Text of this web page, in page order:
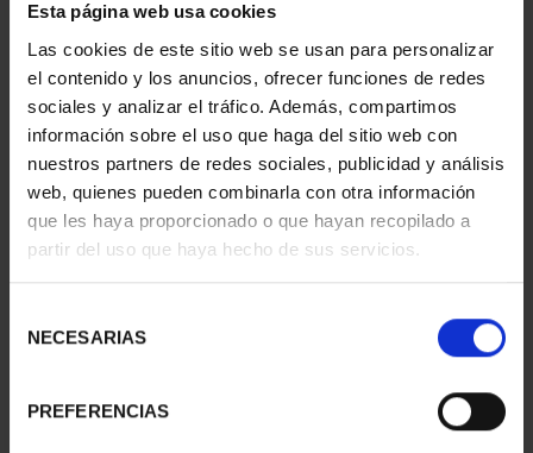
Esta página web usa cookies
Las cookies de este sitio web se usan para personalizar
el contenido y los anuncios, ofrecer funciones de redes
sociales y analizar el tráfico. Además, compartimos
información sobre el uso que haga del sitio web con
nuestros partners de redes sociales, publicidad y análisis
web, quienes pueden combinarla con otra información
que les haya proporcionado o que hayan recopilado a
partir del uso que haya hecho de sus servicios.
NECESARIAS
PREFERENCIAS
CAPITALES ESPAÑOLAS
- LLEIDA
73,00 €
CAPITALES ESPAÑOLAS
- TARRAGONA
73,00 €